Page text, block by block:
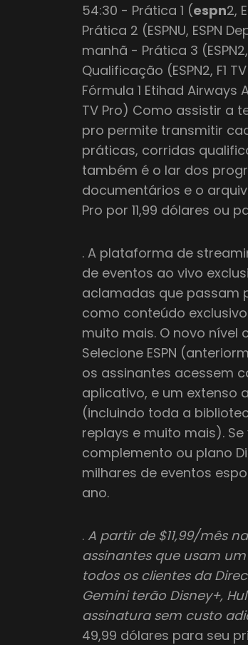
54:30 - Prática 1 (espn2,
Prática 2 (ESPNU, ESPN
manhã - Prática 3
Qualificação (ESPN2, F1
Fórmula 1 Etihad Airways
TV Pro) Como assistir a
pro permite transmitir
práticas, corridas
também é o lar dos
documentários e o
Pro por 11,99 dólares ou
. A plataforma de
de eventos ao vivo
aclamadas que passam
como conteúdo exclusivo
muito mais. O novo nível
Selecione ESPN
os assinantes acessem
aplicativo, e um extenso
(incluindo toda a
replays e muito mais).
complemento ou plano
milhares de eventos
ano.
. A partir de $11,99/mês na
assinantes que usam
todos os clientes da
Gemini terão Disney+,
assinatura sem custo
49,99 dólares para seu